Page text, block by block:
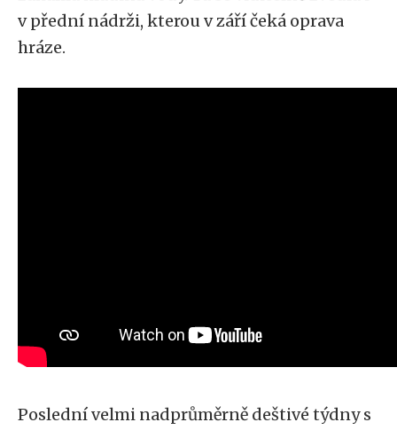
v přední nádrži, kterou v září čeká oprava
hráze.
Poslední velmi nadprůměrně deštivé týdny s